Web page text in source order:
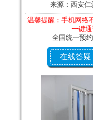
来源：西安仁
温馨提醒：手机网络
一键
全国统一预
在线答疑